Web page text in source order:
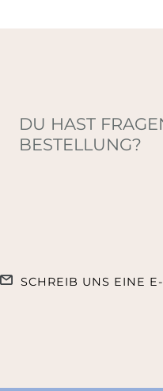
DU HAST
BESTELLUNG?
SCHREIB UNS EINE